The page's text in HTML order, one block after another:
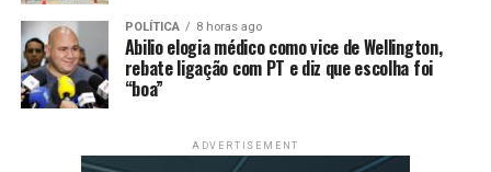
Emergência
No início do ano, a ministra da Saúde, Nísia Trindade,
instalou o Centro de Operações de Emergências em
Dengue). A ideia é coordenar o planejamento e a reposta
POLÍTICA 8 horas ago
Abilio elogia médico como vice de Wellington,
rebate ligação com PT e diz que escolha foi
“boa”
ADVERTISEMENT